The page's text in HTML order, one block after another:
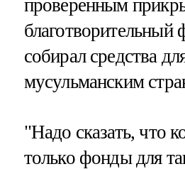
проверенным
благотворительный
собирал средства
мусульманским
"Надо сказать, что
только фонды для